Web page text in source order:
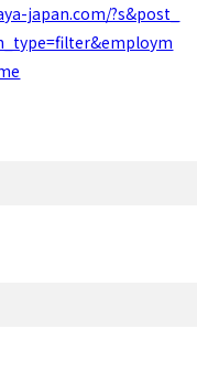
japan.com/?s&post_